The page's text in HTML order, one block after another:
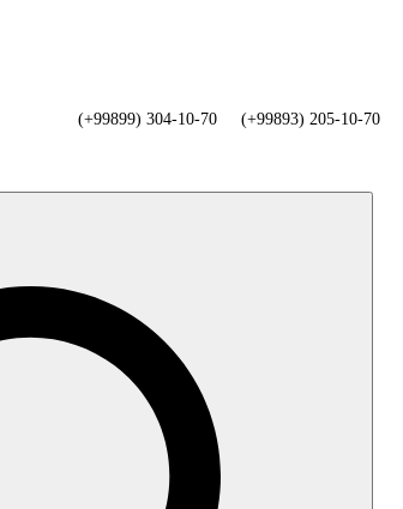
(+99899) 304-10-70 (+99893) 205-10-70